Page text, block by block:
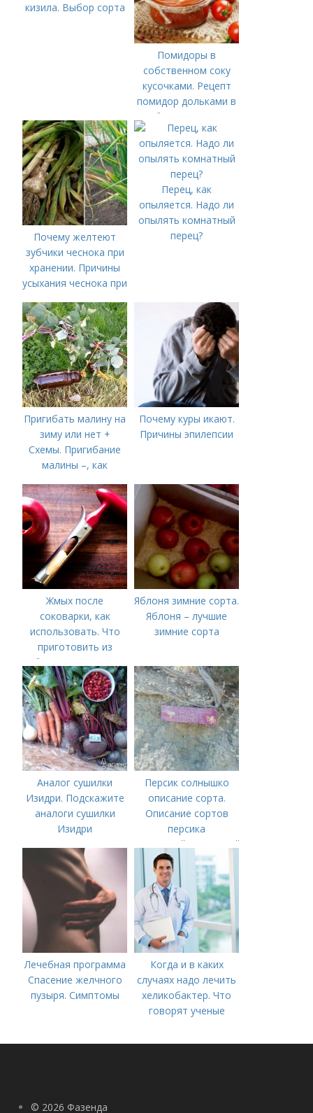
кизила. Выбор сорта
Помидоры в
собственном соку
кусочками. Рецепт
помидор дольками в
собственном соку
Почему желтеют
зубчики чеснока при
хранении. Причины
усыхания чеснока при
Перец, как
опыляется. Надо ли
опылять комнатный
перец?
Пригибать малину на
зиму или нет +
Схемы. Пригибание
малины –, как
когда
Почему куры икают.
Причины эпилепсии
Жмых после
соковарки, как
использовать. Что
приготовить из
яблочного пюре от
сока после
соковарки,
соковыжималки.
Рецепты пошагово
Яблоня зимние сорта.
Яблоня – лучшие
зимние сорта
Аналог сушилки
Изидри. Подскажите
аналоги сушилки
Изидри
Персик солнышко
описание сорта.
Описание сортов
персика
(советский,солнечный,
новость степи,
пушистый ранний)
Лечебная программа
Спасение желчного
пузыря. Симптомы
Когда и в каких
случаях надо лечить
хеликобактер. Что
говорят ученые
© 2026 Фазенда